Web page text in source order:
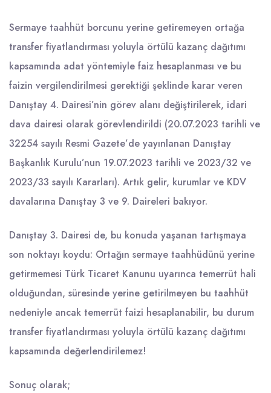
Sermaye taahhüt borcunu yerine getiremeyen ortağa
transfer fiyatlandırması yoluyla örtülü kazanç dağıtımı
kapsamında adat yöntemiyle faiz hesaplanması ve bu
faizin vergilendirilmesi gerektiği şeklinde karar veren
Danıştay 4. Dairesi’nin görev alanı değiştirilerek, idari
dava dairesi olarak görevlendirildi (20.07.2023 tarihli ve
32254 sayılı Resmi Gazete’de yayınlanan Danıştay
Başkanlık Kurulu’nun 19.07.2023 tarihli ve 2023/32 ve
2023/33 sayılı Kararları). Artık gelir, kurumlar ve KDV
davalarına Danıştay 3 ve 9. Daireleri bakıyor.
Danıştay 3. Dairesi de, bu konuda yaşanan tartışmaya
son noktayı koydu: Ortağın sermaye taahhüdünü yerine
getirmemesi Türk Ticaret Kanunu uyarınca temerrüt hali
olduğundan, süresinde yerine getirilmeyen bu taahhüt
nedeniyle ancak temerrüt faizi hesaplanabilir, bu durum
transfer fiyatlandırması yoluyla örtülü kazanç dağıtımı
kapsamında değerlendirilemez!
Sonuç olarak;